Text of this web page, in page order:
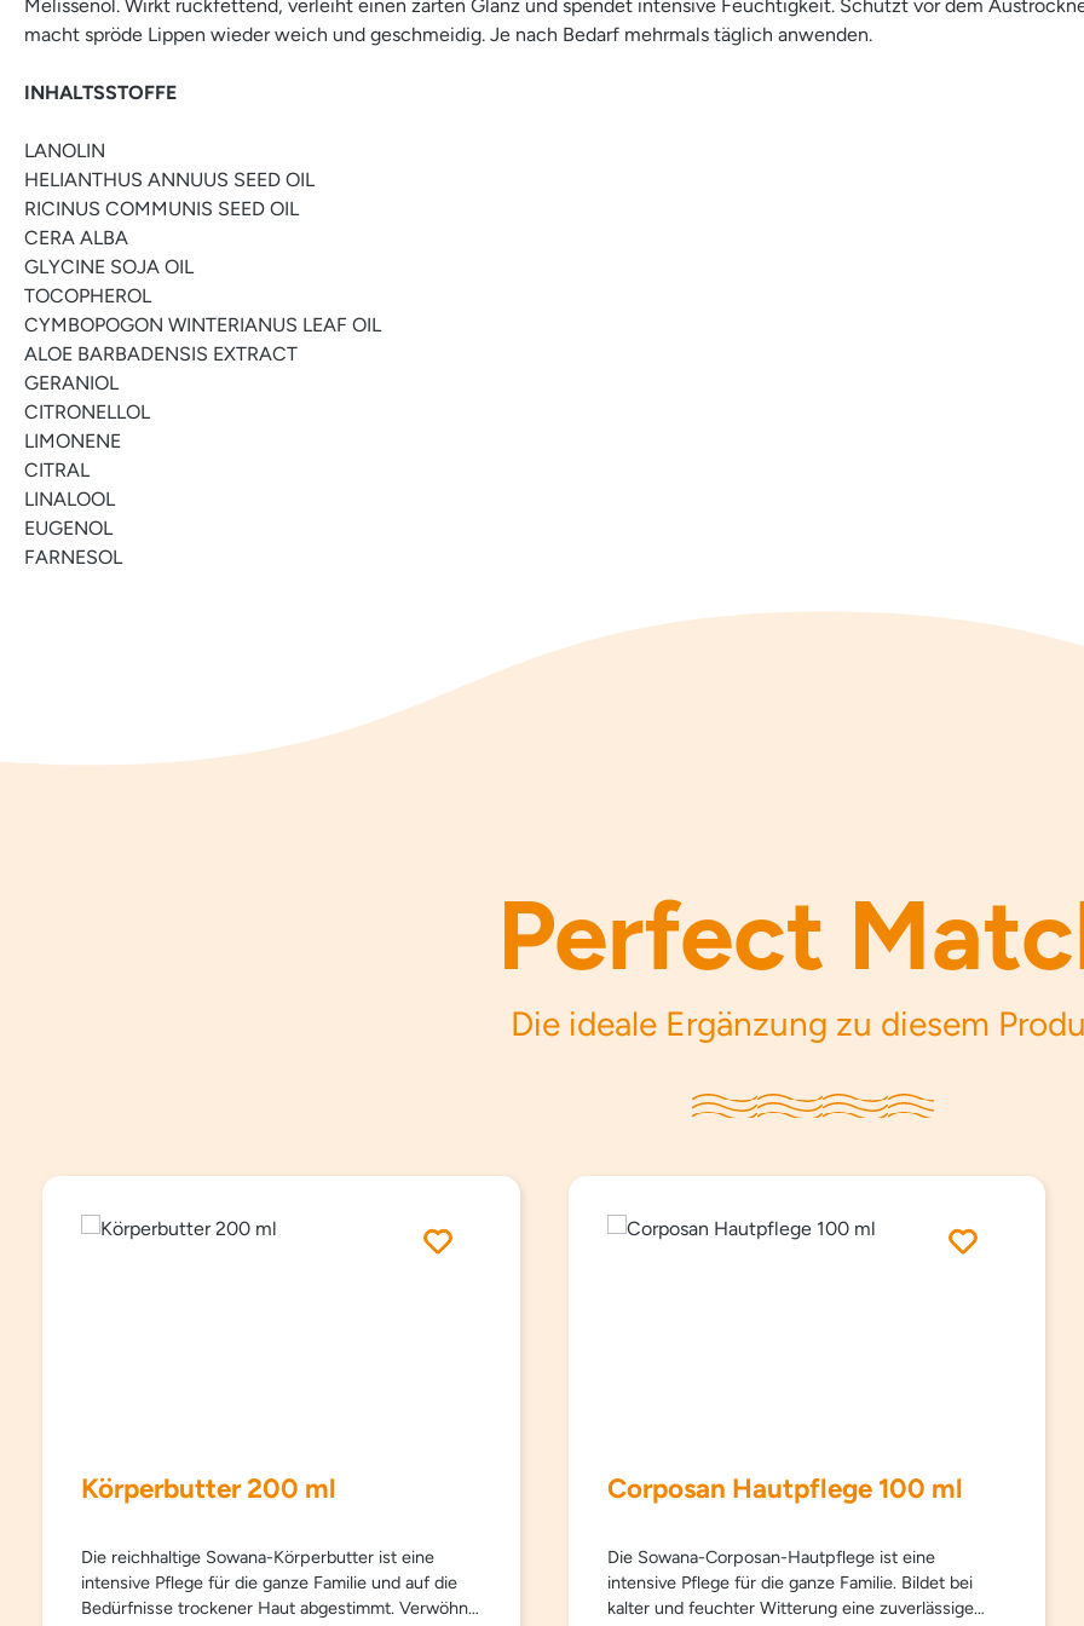
Melissenöl. Wirkt rückfettend, verleiht einen zarten Glanz und spendet intensive Feuchtigkeit. Schützt vor dem
macht spröde Lippen wieder weich und geschmeidig. Je nach Bedarf mehrmals täglich anwenden.
INHALTSSTOFFE
LANOLIN
HELIANTHUS ANNUUS SEED OIL
RICINUS COMMUNIS SEED OIL
CERA ALBA
GLYCINE SOJA OIL
TOCOPHEROL
CYMBOPOGON WINTERIANUS LEAF OIL
ALOE BARBADENSIS EXTRACT
GERANIOL
CITRONELLOL
LIMONENE
CITRAL
LINALOOL
EUGENOL
FARNESOL
Perfect
Die ideale Ergänzung zu diesem
Körperbutter 200 ml
Die reichhaltige Sowana-Körperbutter ist eine
intensive Pflege für die ganze Familie und auf die
Bedürfnisse trockener Haut abgestimmt. Verwöhnt
Corposan Hautpflege 100 ml
Die Sowana-Corposan-Hautpflege ist eine
intensive Pflege für die ganze Familie. Bildet bei
kalter und feuchter Witterung eine zuverlässige